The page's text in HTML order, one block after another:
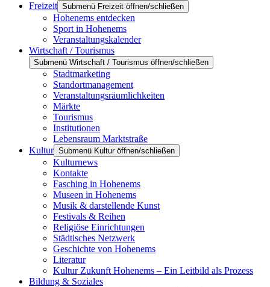
Freizeit Submenü Freizeit öffnen/schließen
Hohenems entdecken
Sport in Hohenems
Veranstaltungskalender
Wirtschaft / Tourismus
Submenü Wirtschaft / Tourismus öffnen/schließen
Stadtmarketing
Standortmanagement
Veranstaltungsräumlichkeiten
Märkte
Tourismus
Institutionen
Lebensraum Marktstraße
Kultur Submenü Kultur öffnen/schließen
Kulturnews
Kontakte
Fasching in Hohenems
Museen in Hohenems
Musik & darstellende Kunst
Festivals & Reihen
Religiöse Einrichtungen
Städtisches Netzwerk
Geschichte von Hohenems
Literatur
Kultur Zukunft Hohenems – Ein Leitbild als Prozess
Bildung & Soziales